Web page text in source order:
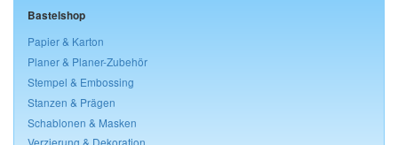
Bastelshop
Papier & Karton
Planer & Planer-Zubehör
Stempel & Embossing
Stanzen & Prägen
Schablonen & Masken